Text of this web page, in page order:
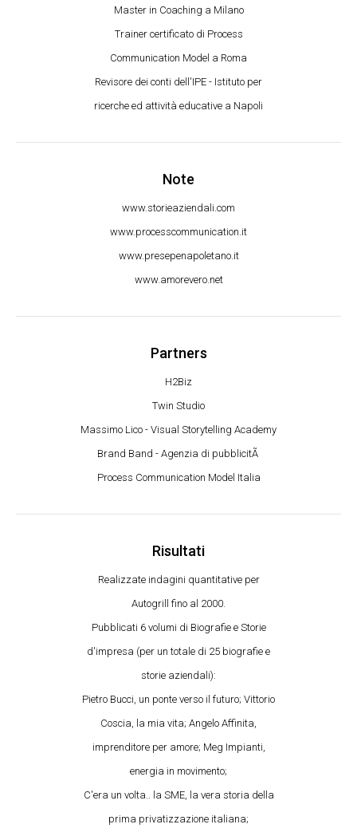
Master in Coaching a Milano
Trainer certificato di Process
Communication Model a Roma
Revisore dei conti dell'IPE - Istituto per
ricerche ed attività educative a Napoli
Note
www.storieaziendali.com
www.processcommunication.it
www.presepenapoletano.it
www.amorevero.net
Partners
H2Biz
Twin Studio
Massimo Lico - Visual Storytelling Academy
Brand Band - Agenzia di pubblicitÃ
Process Communication Model Italia
Risultati
Realizzate indagini quantitative per
Autogrill fino al 2000.
Pubblicati 6 volumi di Biografie e Storie
d'impresa (per un totale di 25 biografie e
storie aziendali):
Pietro Bucci, un ponte verso il futuro; Vittorio
Coscia, la mia vita; Angelo Affinita,
imprenditore per amore; Meg Impianti,
energia in movimento;
C'era un volta.. la SME, la vera storia della
prima privatizzazione italiana;